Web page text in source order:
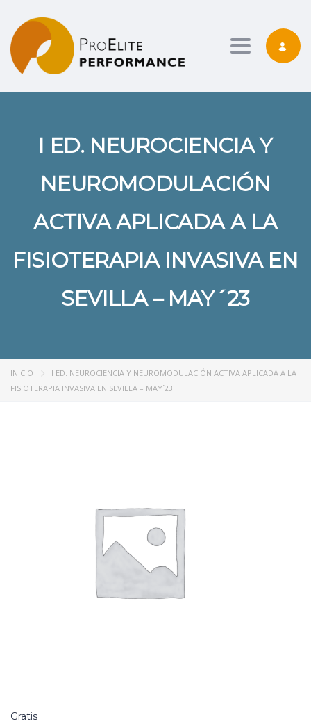
Toggle
I ED. NEUROCIENCIA Y
NEUROMODULACIÓN
ACTIVA APLICADA A LA
FISIOTERAPIA INVASIVA EN
SEVILLA – MAY´23
INICIO
I ED. NEUROCIENCIA Y NEUROMODULACIÓN ACTIVA APLICADA A LA
FISIOTERAPIA INVASIVA EN SEVILLA – MAY´23
Gratis